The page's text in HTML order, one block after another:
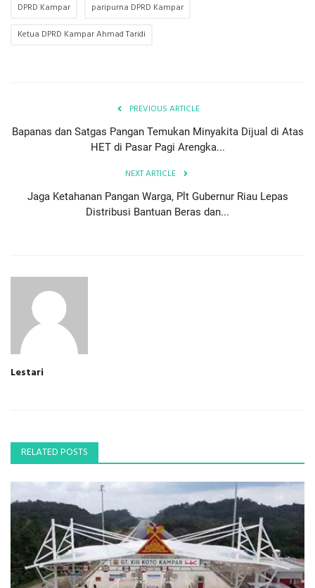
DPRD Kampar
paripurna DPRD Kampar
Ketua DPRD Kampar Ahmad Taridi
PREVIOUS ARTICLE
Bapanas dan Satgas Pangan Temukan Minyakita Dijual di Atas
HET di Pasar Pagi Arengka...
NEXT ARTICLE
Jaga Ketahanan Pangan Warga, Plt Gubernur Riau Lepas
Distribusi Bantuan Beras dan...
Lestari
RELATED POSTS